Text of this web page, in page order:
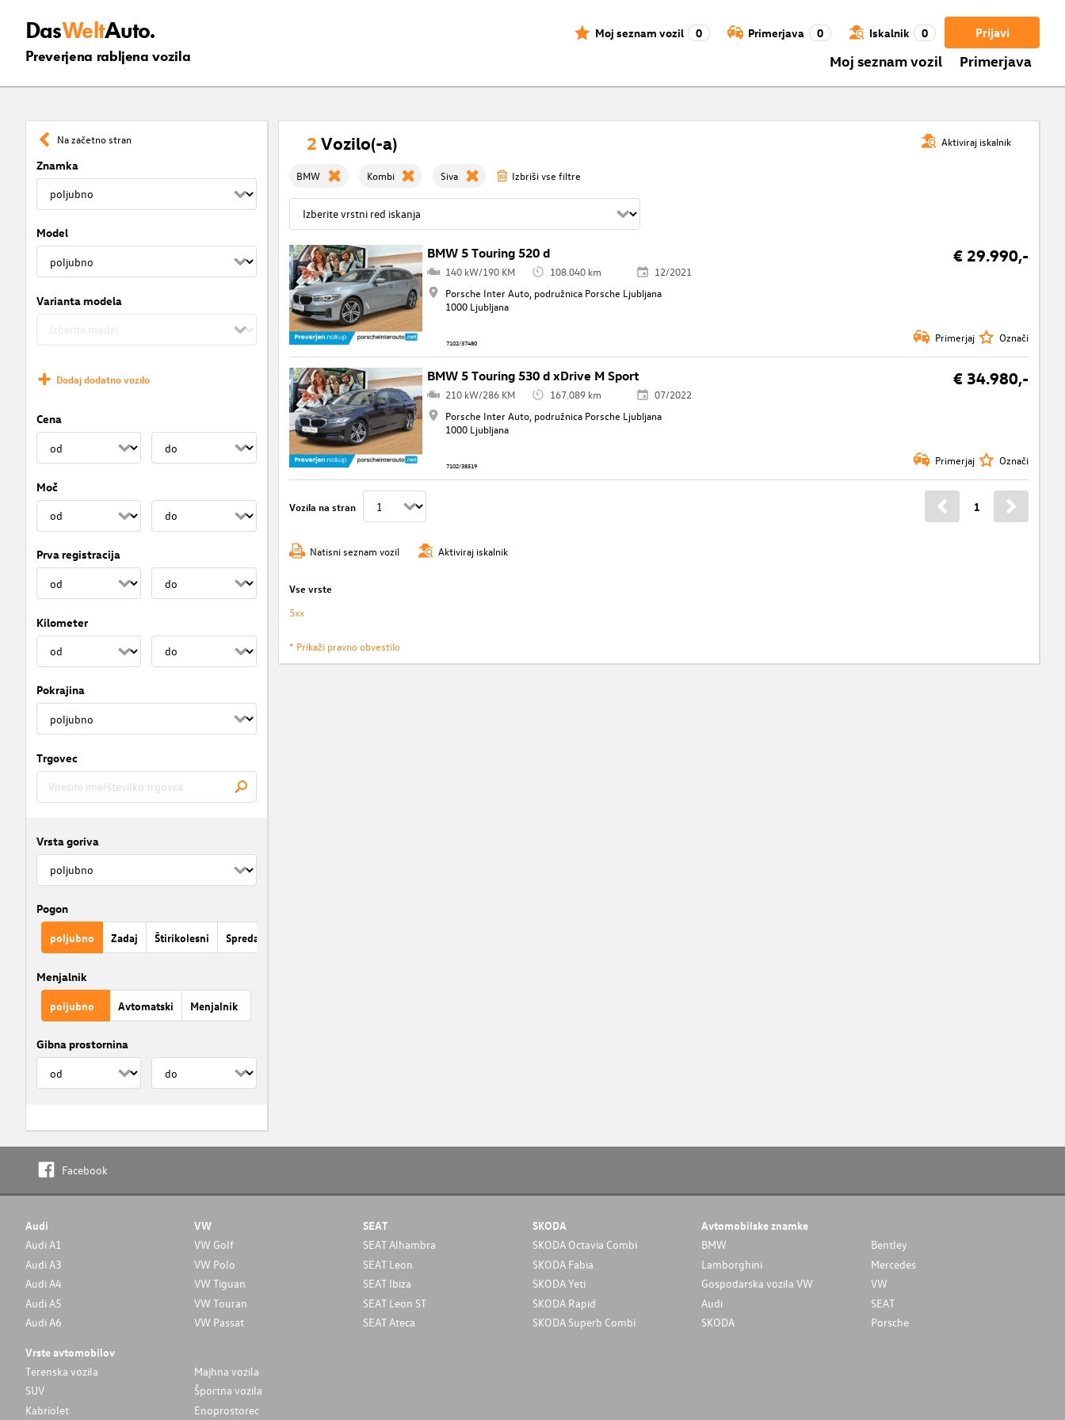
DasWeltAuto.
Preverjena rabljena vozila
Prijavi
Moj seznam vozil 0 Primerjava 0 Iskalnik 0
Moj seznam vozil Primerjava
Na začetno stran
Znamka
Model
Varianta modela
Dodaj dodatno vozilo
Cena
Moč
Prva registracija
Kilometer
Pokrajina
Trgovec
Vrsta goriva
Pogon
poljubno Zadaj Štirikolesni Spredaj
Menjalnik
poljubno Avtomatski Menjalnik
Gibna prostornina
Aktiviraj iskalnik
2 Vozilo(-a)
BMW Kombi Siva Izbriši vse filtre
BMW 5 Touring 520 d € 29.990,-
140 kW/190 KM 108.040 km
12/2021
Porsche Inter Auto, podružnica Porsche Ljubljana
1000 Ljubljana
7102/37480 Primerjaj Označi
BMW 5 Touring 530 d xDrive M Sport € 34.980,-
210 kW/286 KM 167.089 km
07/2022
Porsche Inter Auto, podružnica Porsche Ljubljana
1000 Ljubljana
7102/38519 Primerjaj Označi
Vozila na stran 1
Natisni seznam vozil Aktiviraj iskalnik
Vse vrste
5xx
* Prikaži pravno obvestilo
Facebook
Audi
Audi A1
Audi A3
Audi A4
Audi A5
Audi A6
VW
VW Golf
VW Polo
VW Tiguan
VW Touran
VW Passat
SEAT
SEAT Alhambra
SEAT Leon
SEAT Ibiza
SEAT Leon ST
SEAT Ateca
SKODA
SKODA Octavia Combi
SKODA Fabia
SKODA Yeti
SKODA Rapid
SKODA Superb Combi
Avtomobilske znamke
BMW
Bentley
Lamborghini
Mercedes
Gospodarska vozila VW
VW
Audi
SEAT
SKODA
Porsche
Vrste avtomobilov
Terenska vozila
Majhna vozila
SUV
Športna vozila
Kabriolet
Enoprostorec